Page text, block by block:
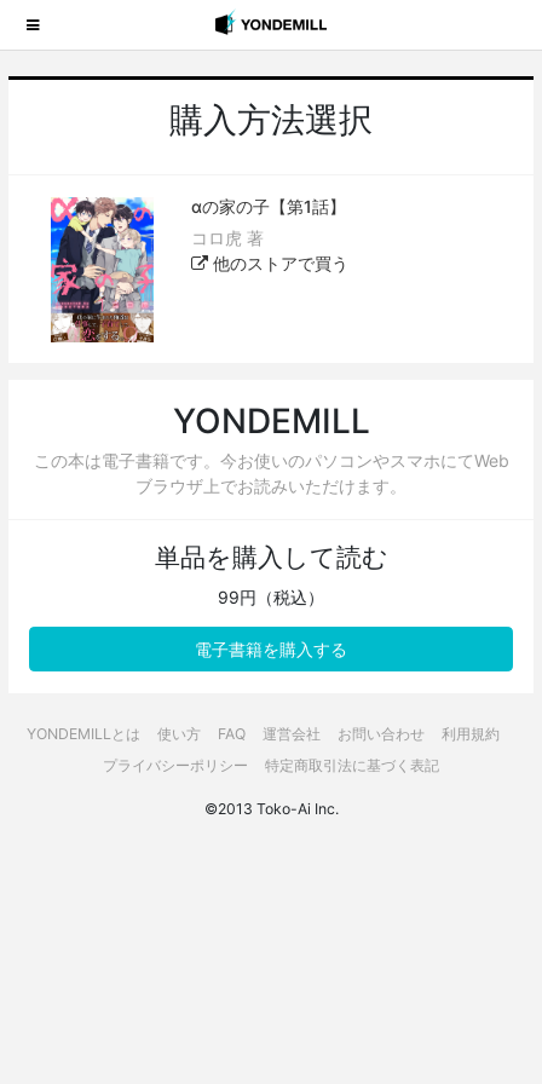
購入方法選択
αの家の子【第1話】
コロ虎 著
他のストアで買う
YONDEMILL
この本は電子書籍です。今お使いのパソコンやスマホにてWeb
ブラウザ上でお読みいただけます。
単品を購入して読む
99円（税込）
電子書籍を購入する
YONDEMILLとは 使い方 FAQ 運営会社 お問い合わせ
利用規約
プライバシーポリシー
特定商取引法に基づく表記
©2013 Toko-Ai Inc.